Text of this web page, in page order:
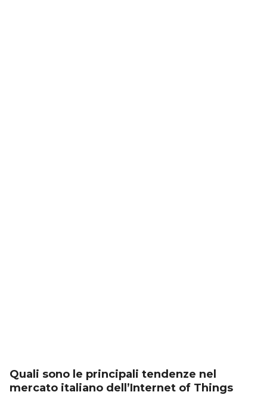
Quali sono le principali tendenze nel
mercato italiano dell’Internet of Things